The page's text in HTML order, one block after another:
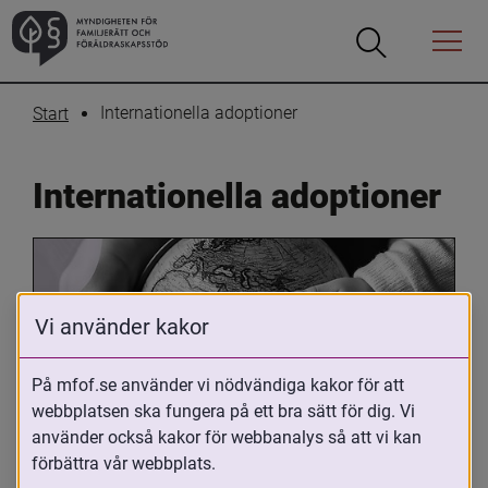
Öppna
Öppna
Menyn
Start Internationella adoptioner
Internationella adoptioner
Oavsett om du är adopterad,
adoptivförälder eller arbetar med
Vi använder kakor
På mfof.se använder vi nödvändiga kakor för att
webbplatsen ska fungera på ett bra sätt för dig. Vi
använder också kakor för webbanalys så att vi kan
förbättra vår webbplats.